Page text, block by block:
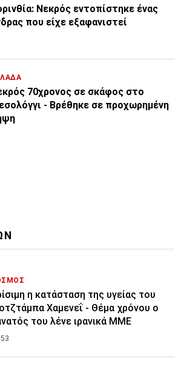
Νεκρός εντοπίστηκε ένας
που είχε εξαφανιστεί
70χρονος σε σκάφος στο
- Βρέθηκε σε προχωρημένη
η κατάσταση της υγείας του
Χαμενεΐ - Θέμα χρόνου ο
του λένε ιρανικά ΜΜΕ